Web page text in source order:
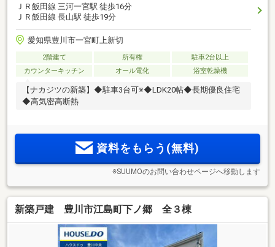
ＪＲ飯田線 三河一宮駅 徒歩16分
ＪＲ飯田線 長山駅 徒歩19分
愛知県豊川市一宮町上新切
2階建て 所有権
駐車2台以上
カウンターキッチン
オール電化 浴室乾燥機
【ナカジツの新築】◆駐車3台可※◆LDK20帖◆長期優良住宅
◆高気密高断熱
資料をもらう(無料)
※SUUMOのお問い合わせページへ移動します
新築戸建 豊川市江島町下ノ郷 全３棟